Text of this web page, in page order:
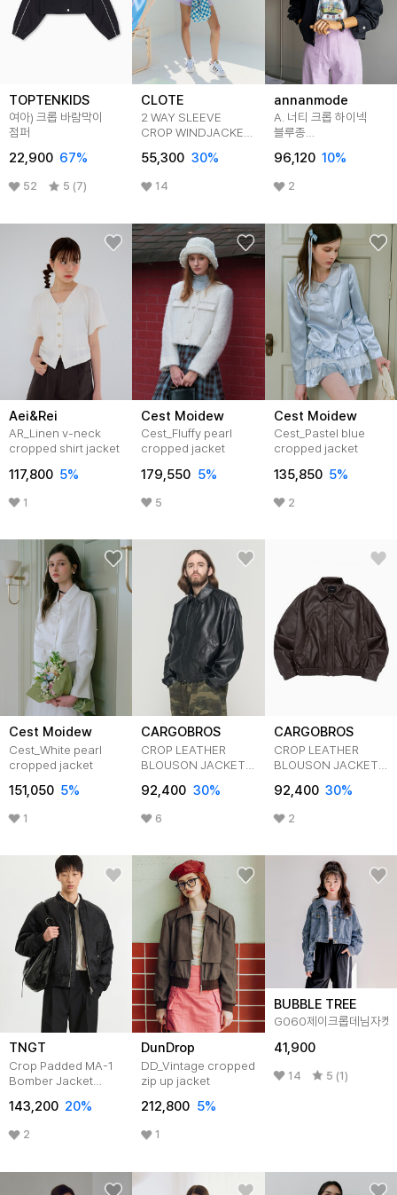
TOPTENKIDS
여아) 크롭 바람막이
점퍼
22,900 67%
52 5 (7)
CLOTE
2 WAY SLEEVE
CROP WINDJACKET
55,300 30%
14
annanmode
A. 너티 크롭 하이넥
블루종
96,120 10%
2
Aei&Rei
AR_Linen v-neck
cropped shirt jacket
117,800 5%
1
Cest Moidew
Cest_Fluffy pearl
cropped jacket
179,550 5%
5
Cest Moidew
Cest_Pastel blue
cropped jacket
135,850 5%
2
Cest Moidew
Cest_White pearl
cropped jacket
151,050 5%
1
CARGOBROS
CROP LEATHER
BLOUSON JACKET
92,400 30%
6
CARGOBROS
CROP LEATHER
BLOUSON JACKET
92,400 30%
2
TNGT
Crop Padded MA-1
Bomber Jacket
TNJU5F106BK
143,200 20%
2
DunDrop
DD_Vintage cropped
zip up jacket
212,800 5%
1
BUBBLE TREE
G060제이크롭데님자켓
41,900
14 5 (1)